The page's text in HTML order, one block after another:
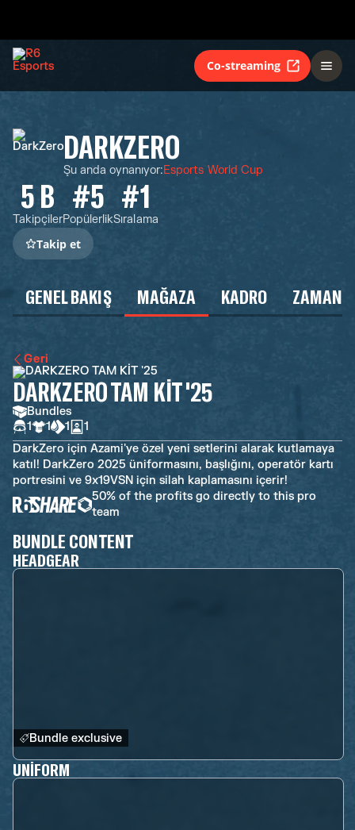
Co-streaming
DARKZERO
Şu anda oynanıyor:Esports World Cup
5 B
Takipçiler
#5
Popülerlik
#1
Sıralama
Takip et
GENEL BAKIŞ MAĞAZA KADRO ZAMAN
Geri
DARKZERO TAM KİT '25
Bundles
1
1 1
1
DarkZero için Azami'ye özel yeni setlerini alarak kutlamaya
katıl! DarkZero 2025 üniformasını, başlığını, operatör kartı
portresini ve 9x19VSN için silah kaplamasını içerir!
50% of the profits go directly to this pro
team
BUNDLE CONTENT
HEADGEAR
Bundle exclusive
UNIFORM